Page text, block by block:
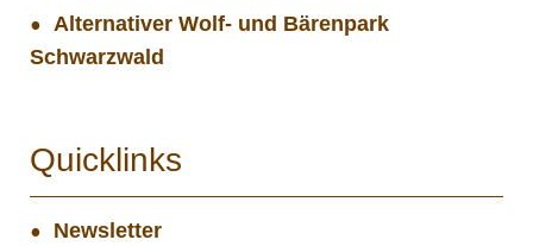
Alternativer Wolf- und Bärenpark
Schwarzwald
Quicklinks
Newsletter